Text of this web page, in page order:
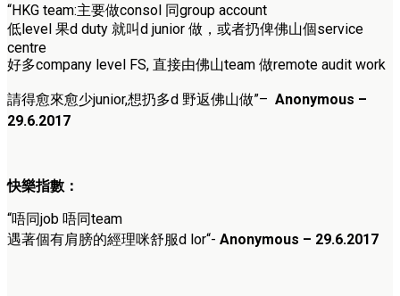
“HKG team:主要做consol 同group account
低level 果d duty 就叫d junior 做，或者扔俾佛山個service
centre
好多company level FS, 直接由佛山team 做remote audit work
請得愈來愈少junior,想扔多d 野返佛山做”– Anonymous –
29.6.2017
快樂指數：
“唔同job 唔同team
遇著個有肩膀的經理咪舒服d lor“- Anonymous – 29.6.2017